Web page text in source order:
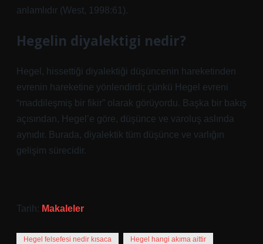
anlamlıdır (West, 1998:61).
Hegelin diyalektigi nedir?
Hegel, hissettiği diyalektiği düşüncenin hareketinden
evrenin hareketine yönlendirdi; çünkü Hegel evreni
“maddileşmiş bir fikir” olarak görüyordu. Başka bir bakış
açısından, Hegel’e göre, düşünce ve varoluş aslında
aynıdır. Burada, diyalektik tüm düşünce ve varlığın
gelişim sürecidir.
Tarih: Makaleler
Hegel felsefesi nedir kısaca Hegel hangi akıma aittir